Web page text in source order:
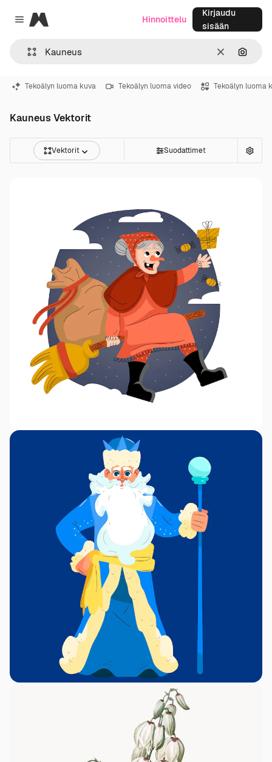
Close menu
Magnific
SelkeäHae
Hinnoittelu
Kirjaudu
sisään
Tekoälyn luoma kuva Tekoälyn luoma video Tekoälyn luoma
Kauneus Vektorit
Vektorit Suodattimet